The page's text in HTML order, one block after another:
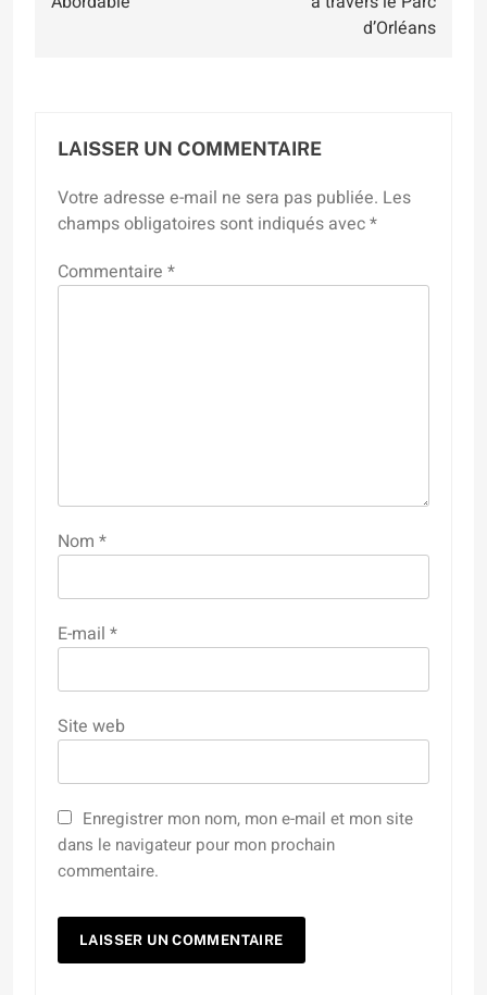
d’Orléans
LAISSER UN COMMENTAIRE
Votre adresse e-mail ne sera pas publiée. Les
champs obligatoires sont indiqués avec*
Commentaire *
Nom *
E-mail *
Site web
Enregistrer mon nom, mon e-mail et mon site
dans le navigateur pour mon prochain
commentaire.